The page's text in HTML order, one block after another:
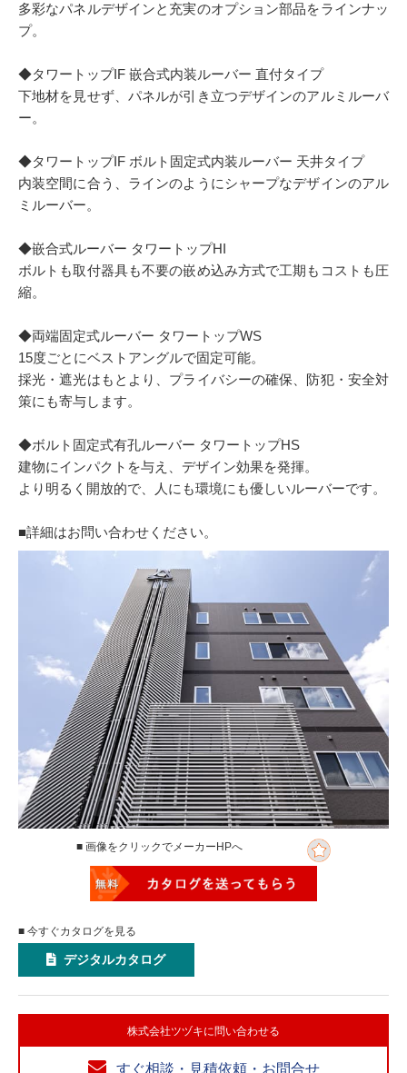
多彩なパネルデザインと充実のオプション部品をラインナッ
プ。
◆タワートップIF 嵌合式内装ルーバー 直付タイプ
下地材を見せず、パネルが引き立つデザインのアルミルーバ
ー。
◆タワートップIF ボルト固定式内装ルーバー 天井タイプ
内装空間に合う、ラインのようにシャープなデザインのアル
ミルーバー。
◆嵌合式ルーバー タワートップHI
ボルトも取付器具も不要の嵌め込み方式で工期もコストも圧
縮。
◆両端固定式ルーバー タワートップWS
15度ごとにベストアングルで固定可能。
採光・遮光はもとより、プライバシーの確保、防犯・安全対
策にも寄与します。
◆ボルト固定式有孔ルーバー タワートップHS
建物にインパクトを与え、デザイン効果を発揮。
より明るく開放的で、人にも環境にも優しいルーバーです。
■詳細はお問い合わせください。
■ 画像をクリックでメーカーHPへ
■ 今すぐカタログを見る
デジタルカタログ
株式会社ツヅキに問い合わせる
すぐ相談・見積依頼・お問合せ